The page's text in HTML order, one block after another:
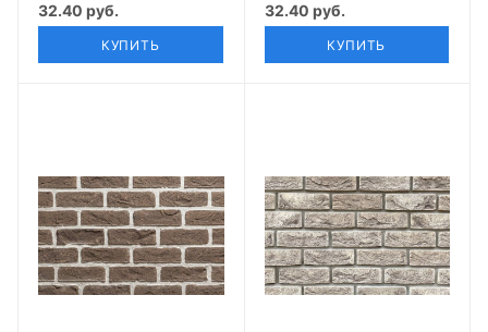
32.40 руб.
КУПИТЬ
32.40 руб.
КУПИТЬ